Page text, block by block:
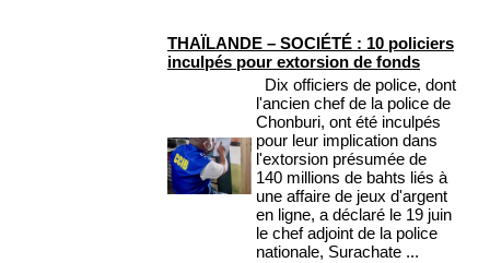
THAÏLANDE – SOCIÉTÉ : 10 policiers
inculpés pour extorsion de fonds
Dix officiers de police, dont
l'ancien chef de la police de
Chonburi, ont été inculpés
pour leur implication dans
l'extorsion présumée de
140 millions de bahts liés à
une affaire de jeux d'argent
en ligne, a déclaré le 19 juin
le chef adjoint de la police
nationale, Surachate ...